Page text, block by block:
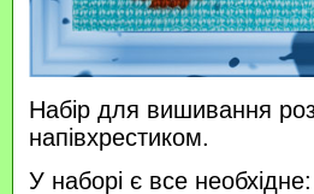
Набір для вишивання
напівхрестиком.
У наборі є все